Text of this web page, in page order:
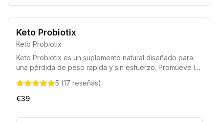
Entrega Segura 50% de Descuento
Keto Probiotix
Keto Probiotix
Keto Probiotix es un suplemento natural diseñado para
una pérdida de peso rápida y sin esfuerzo. Promueve la
reducir el apetito y acelerar la digestión sin alterar tu
estilo de vida.
5 (17 reseñas)
€39